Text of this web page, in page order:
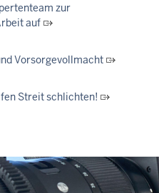
zur
auf
Vorsorgevollmacht
Streit schlichten!
NRW unterstützt
Gewalt